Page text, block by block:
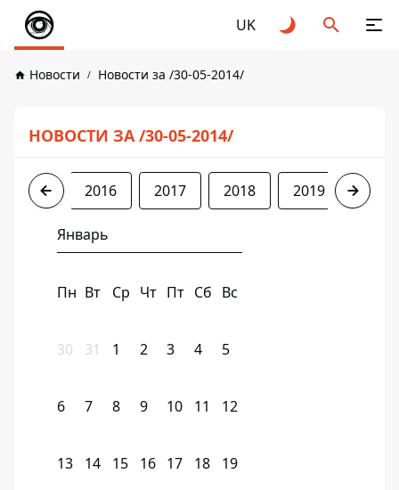
UK
Новости Новости за /30-05-2014/
НОВОСТИ ЗА /30-05-2014/
2014 2016 2017 2018 2019 2020
Январь
Пн Вт Ср Чт Пт Сб Вс
30 31 1 2 3 4 5
6 7 8 9 10 11 12
13 14 15 16 17 18 19